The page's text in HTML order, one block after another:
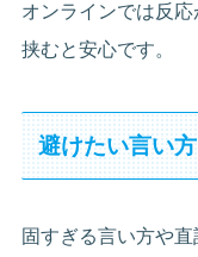
オンラインでは反
挟むと安心です。
避けたい言い
固すぎる言い方や